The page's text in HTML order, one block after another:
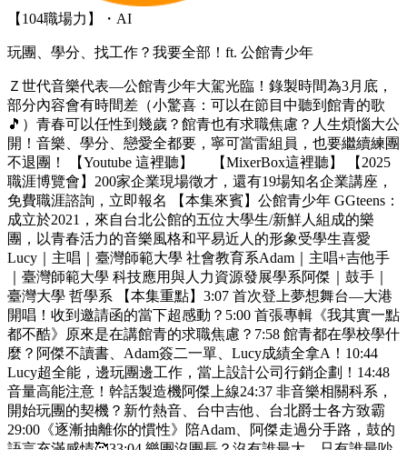
【104職場力】・AI
玩團、學分、找工作？我要全部！ft. 公館青少年
Ｚ世代音樂代表—公館青少年大駕光臨！錄製時間為3月底，
部分內容會有時間差（小驚喜：可以在節目中聽到館青的歌
🎵）青春可以任性到幾歲？館青也有求職焦慮？人生煩惱大公
開！音樂、學分、戀愛全都要，寧可當雷組員，也要繼續練團
不退團！ 【Youtube 這裡聽】 【MixerBox這裡聽】 【2025
職涯博覽會】200家企業現場徵才，還有19場知名企業講座，
免費職涯諮詢，立即報名 【本集來賓】公館青少年 GGteens：
成立於2021，來自台北公館的五位大學生/新鮮人組成的樂
團，以青春活力的音樂風格和平易近人的形象受學生喜愛
Lucy｜主唱｜臺灣師範大學 社會教育系Adam｜主唱+吉他手
｜臺灣師範大學 科技應用與人力資源發展學系阿傑｜鼓手｜
臺灣大學 哲學系 【本集重點】3:07 首次登上夢想舞台—大港
開唱！收到邀請函的當下超感動？5:00 首張專輯《我其實一點
都不酷》原來是在講館青的求職焦慮？7:58 館青都在學校學什
麼？阿傑不讀書、Adam簽二一單、Lucy成績全拿A！10:44
Lucy超全能，邊玩團邊工作，當上設計公司行銷企劃！14:48
音量高能注意！幹話製造機阿傑上線24:37 非音樂相關科系，
開始玩團的契機？新竹熱音、台中吉他、台北爵士各方致霸
29:00《逐漸抽離你的慣性》陪Adam、阿傑走過分手路，鼓的